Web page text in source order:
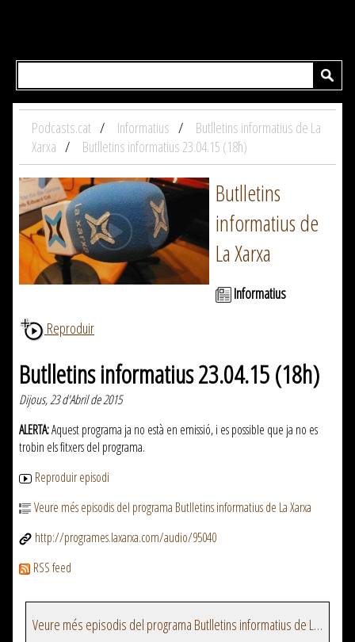
Podcasts.cat Informatius
Butlletins informatius de La
Xarxa
Butlletins informatius 23.04.15 (18h)
Butlletins
informatius de
La Xarxa
Informatius
Reproduir
Butlletins informatius 23.04.15 (18h)
Dijous, 23 d'Abril de 2015
ALERTA:Aquest programa ja no està en emissió, i es possible que ja no es
trobin els fitxers del programa.
Reproduir episodi
Veure més episodis del programa Butlletins informatius de La Xarxa
http://programes.laxarxa.com/audio/95040
RSS feed
Veure més episodis del programa Butlletins informatius de La Xarxa